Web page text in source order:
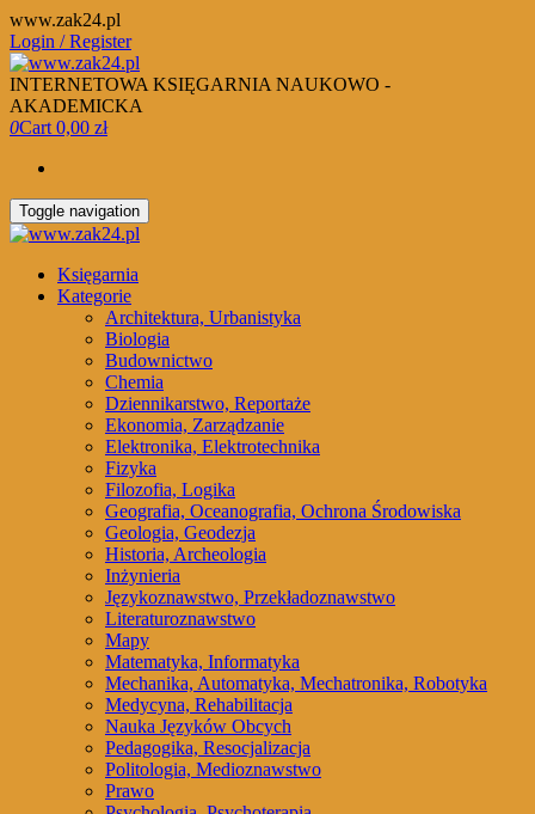
Skip
to
the
content
www.zak24.pl
Login / Register
INTERNETOWA KSIĘGARNIA NAUKOWO -
AKADEMICKA
0Cart 0,00 zł
Toggle navigation
Księgarnia
Kategorie
Architektura, Urbanistyka
Biologia
Budownictwo
Chemia
Dziennikarstwo, Reportaże
Ekonomia, Zarządzanie
Elektronika, Elektrotechnika
Fizyka
Filozofia, Logika
Geografia, Oceanografia, Ochrona Środowiska
Geologia, Geodezja
Historia, Archeologia
Inżynieria
Językoznawstwo, Przekładoznawstwo
Literaturoznawstwo
Mapy
Matematyka, Informatyka
Mechanika, Automatyka, Mechatronika, Robotyka
Medycyna, Rehabilitacja
Nauka Języków Obcych
Pedagogika, Resocjalizacja
Politologia, Medioznawstwo
Prawo